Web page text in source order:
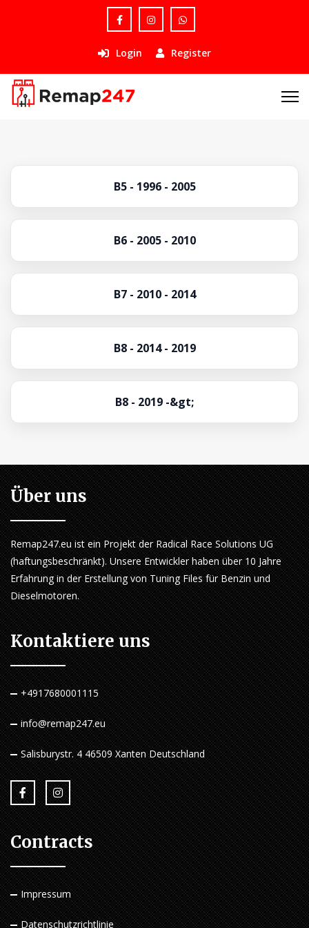
Login Register
B5 - 1996 - 2005
B6 - 2005 - 2010
B7 - 2010 - 2014
B8 - 2014 - 2019
B8 - 2019 -&gt;
Über uns
Remap247.eu ist ein Projekt der Radical Race Solutions UG
(haftungsbeschränkt). Unsere Entwickler haben über 10 Jahre
Erfahrung in der Erstellung von Tuning Files für Benzin und
Dieselmotoren.
Kontaktiere uns
+4917680001115
info@remap247.eu
Salisburystr. 4 46509 Xanten Deutschland
Contracts
Impressum
Datenschutzrichtlinie